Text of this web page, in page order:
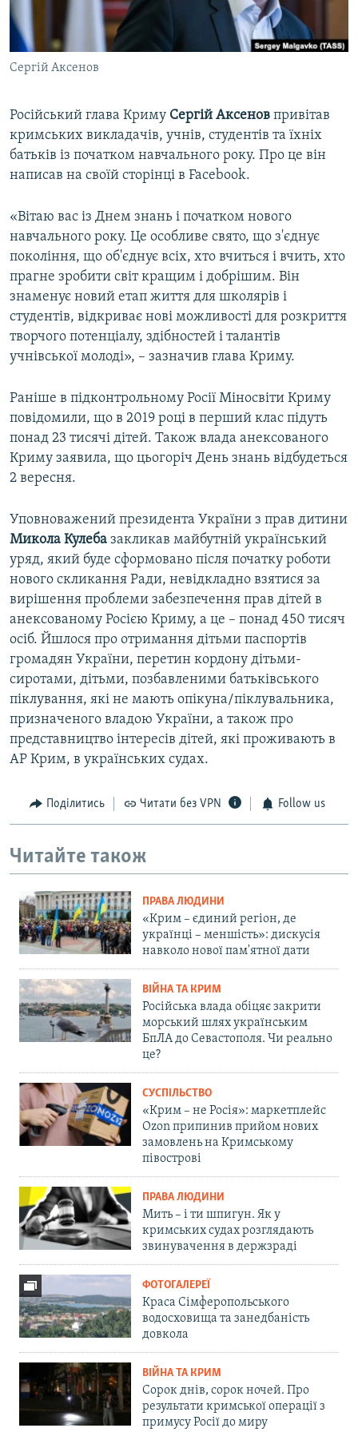
ВІДЕОУРОКИ «ELIFBE»
СВІДЧЕННЯ ОКУПАЦІЇ
УКРАЇНСЬКА ПРОБЛЕМА КРИМУ
Русский
Qırımtatar
Усі сайти RFE/RL
Сергій Аксенов
Російський глава Криму Сергій Аксенов привітав
кримських викладачів, учнів, студентів та їхніх
батьків із початком навчального року. Про це він
написав на своїй сторінці в Facebook.
«Вітаю вас із Днем знань і початком нового
навчального року. Це особливе свято, що з'єднує
покоління, що об'єднує всіх, хто вчиться і вчить, хто
прагне зробити світ кращим і добрішим. Він
знаменує новий етап життя для школярів і
студентів, відкриває нові можливості для розкриття
творчого потенціалу, здібностей і талантів
учнівської молоді», – зазначив глава Криму.
Раніше в підконтрольному Росії Міносвіти Криму
повідомили, що в 2019 році в перший клас підуть
понад 23 тисячі дітей. Також влада анексованого
Криму заявила, що цьогоріч День знань відбудеться
2 вересня.
Уповноважений президента України з прав дитини
Микола Кулеба закликав майбутній український
уряд, який буде сформовано після початку роботи
нового скликання Ради, невідкладно взятися за
вирішення проблеми забезпечення прав дітей в
анексованому Росією Криму, а це – понад 450 тисяч
осіб. Йшлося про отримання дітьми паспортів
громадян України, перетин кордону дітьми-
сиротами, дітьми, позбавленими батьківського
піклування, які не мають опікуна/піклувальника,
призначеного владою України, а також про
представництво інтересів дітей, які проживають в
АР Крим, в українських судах.
Поділитись Читати без VPN Follow us
Читайте також
ПРАВА ЛЮДИНИ
«Крим – єдиний регіон, де
українці – меншість»: дискусія
навколо нової пам'ятної дати
ВІЙНА ТА КРИМ
Російська влада обіцяє закрити
морський шлях українським
БпЛА до Севастополя. Чи реально
це?
СУСПІЛЬСТВО
«Крим – не Росія»: маркетплейс
Ozon припинив прийом нових
замовлень на Кримському
півострові
ПРАВА ЛЮДИНИ
Мить – і ти шпигун. Як у
кримських судах розглядають
звинувачення в держзраді
ФОТОГАЛЕРЕЇ
Краса Сімферопольського
водосховища та занедбаність
довкола
ВІЙНА ТА КРИМ
Сорок днів, сорок ночей. Про
результати кримської операції з
примусу Росії до миру